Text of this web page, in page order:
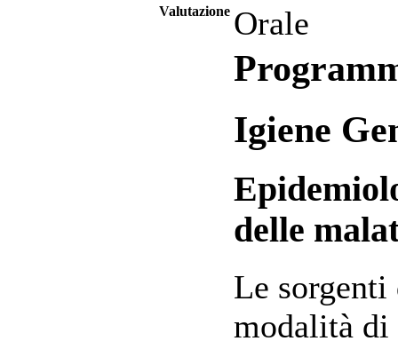
Valutazione Orale
Igiene
delle
Le
modalità di